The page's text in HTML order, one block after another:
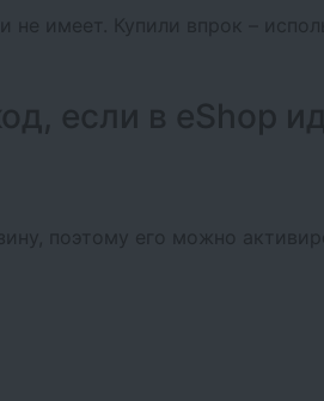
имеет. Купили впрок –
если в eShop
поэтому его можно